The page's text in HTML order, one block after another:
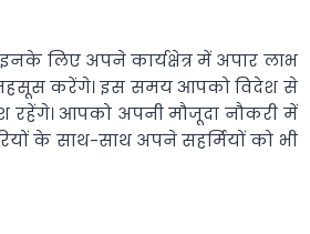
लिए अपने कार्यक्षेत्र में अपार लाभ
करेंगे। इस समय आपको विदेश से
आपको अपनी मौजूदा नौकरी में
के साथ-साथ अपने सहर्मियों को भी